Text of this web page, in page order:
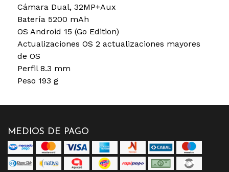
Cámara Dual, 32MP+Aux
Batería 5200 mAh
OS Android 15 (Go Edition)
Actualizaciones OS 2 actualizaciones mayores
de OS
Perfil 8.3 mm
Peso 193 g
MEDIOS DE PAGO